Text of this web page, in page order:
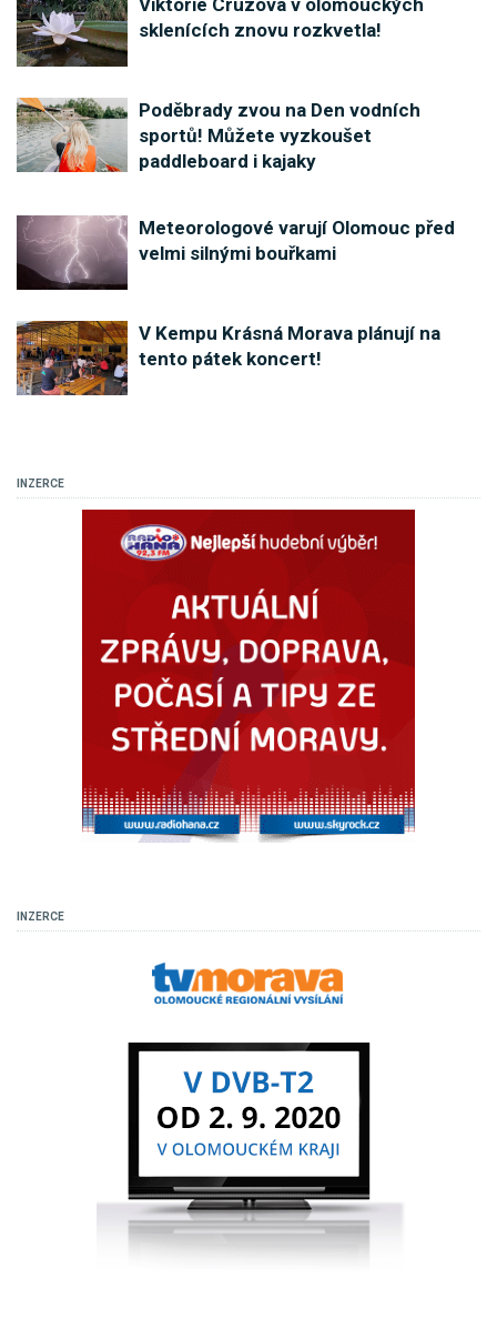
Viktorie Cruzova v olomouckých
sklenících znovu rozkvetla!
Poděbrady zvou na Den vodních
sportů! Můžete vyzkoušet
paddleboard i kajaky
Meteorologové varují Olomouc před
velmi silnými bouřkami
V Kempu Krásná Morava plánují na
tento pátek koncert!
INZERCE
INZERCE